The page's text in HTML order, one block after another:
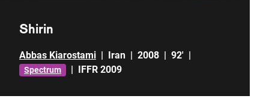
Shirin
Abbas Kiarostami | Iran | 2008 | 92' |
Spectrum | IFFR 2009